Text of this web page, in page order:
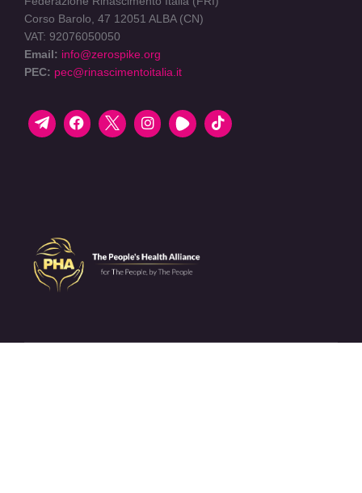
Corso Barolo, 47 12051 ALBA (CN)
VAT: 92076050050
Email: info@zerospike.org
PEC: pec@rinascimentoitalia.it